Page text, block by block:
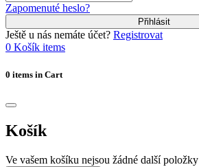
Zapomenuté heslo?
Přihlásit
Ještě u nás nemáte účet? Registrovat
0 Košík items
0 items in Cart
Košík
Ve vašem košíku nejsou žádné další položky